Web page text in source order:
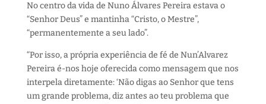
No centro da vida de Nuno Álvares Pereira estava o
“Senhor Deus” e mantinha “Cristo, o Mestre”,
“permanentemente a seu lado”.
“Por isso, a própria experiência de fé de Nun’Alvarez
Pereira é-nos hoje oferecida como mensagem que nos
interpela diretamente: ‘Não digas ao Senhor que tens
um grande problema, diz antes ao teu problema que